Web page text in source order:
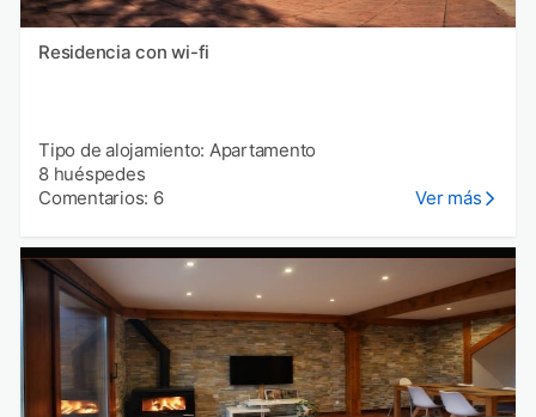
Residencia con wi-fi
Tipo de alojamiento: Apartamento
8 huéspedes
Comentarios: 6
Ver más